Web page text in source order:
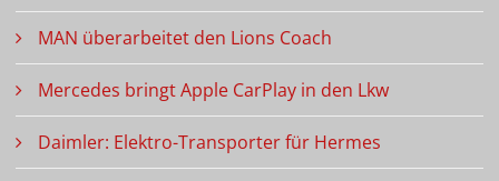
MAN überarbeitet den Lions Coach
Mercedes bringt Apple CarPlay in den Lkw
Daimler: Elektro-Transporter für Hermes